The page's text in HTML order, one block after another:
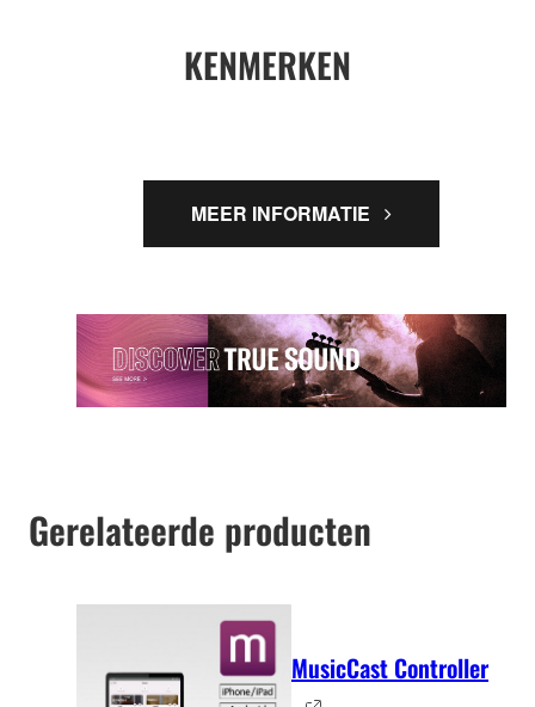
KENMERKEN
MEER INFORMATIE
Gerelateerde producten
MusicCast Controller